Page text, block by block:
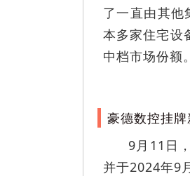
了一直由其他
本多家住宅设
中档市场份额。
豪德数控挂
9月11日
并于2024年9